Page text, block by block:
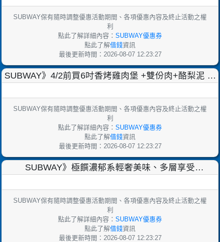
SUBWAY保有隨時調整優惠活動期間、各項優惠內容及終止活動之權
利
點此了解詳細內容： SUBWAY優惠券
點此了解借錢資訊
最後更新時間：2026-08-07 12:23:27
SUBWAY》4/2前買6吋香烤雞肉堡 +雙份肉+酪梨泥 ，
SUBWAY保有隨時調整優惠活動期間、各項優惠內容及終止活動之權
利
點此了解詳細內容： SUBWAY優惠券
點此了解借錢資訊
最後更新時間：2026-08-07 12:23:27
SUBWAY》極饌濃郁系輕奢美味、多層享受
SUBWAY保有隨時調整優惠活動期間、各項優惠內容及終止活動之權
利
點此了解詳細內容： SUBWAY優惠券
點此了解借錢資訊
最後更新時間：2026-08-07 12:23:27